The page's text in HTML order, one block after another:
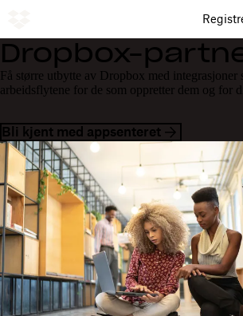
Dropbox-
Få større utbytte av Dropbox med integrasjoner
arbeidsflytene for de som oppretter dem og for
Bli kjent med appsenteret